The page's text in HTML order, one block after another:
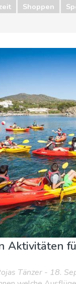
Shoppen
Strände
Aktivitäten
Tänzer - 18.